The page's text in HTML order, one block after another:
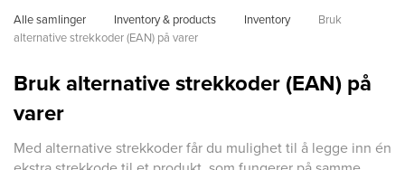
Alle samlinger Inventory & products Inventory
Bruk
alternative strekkoder (EAN) på varer
Bruk alternative strekkoder (EAN) på
varer
Med alternative strekkoder får du mulighet til å legge inn én